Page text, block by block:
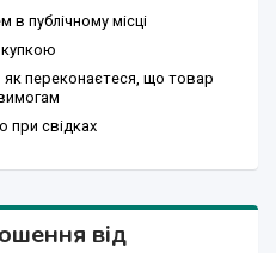
публічному місці
як переконаєтеся, що товар
при свідках
від